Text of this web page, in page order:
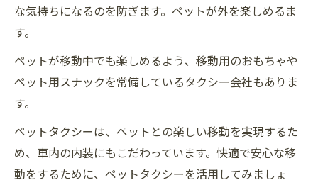
な気持ちになるのを防ぎます。ペットが外を楽しめるま
す。
ペットが移動中でも楽しめるよう、移動用のおもちゃや
ペット用スナックを常備しているタクシー会社もありま
す。
ペットタクシーは、ペットとの楽しい移動を実現するた
め、車内の内装にもこだわっています。快適で安心な移
動をするために、ペットタクシーを活用してみましょ